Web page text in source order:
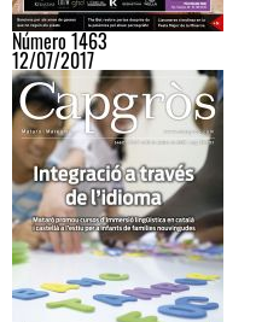
Número 1463
12/07/2017